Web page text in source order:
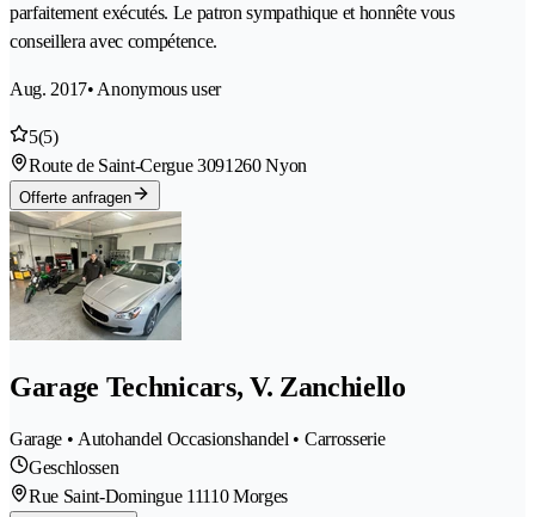
parfaitement exécutés. Le patron sympathique et honnête vous
conseillera avec compétence.
Aug. 2017• Anonymous user
5(5)
Route de Saint-Cergue 3091260 Nyon
Offerte anfragen
Garage Technicars, V. Zanchiello
Garage • Autohandel Occasionshandel • Carrosserie
Geschlossen
Rue Saint-Domingue 11110 Morges